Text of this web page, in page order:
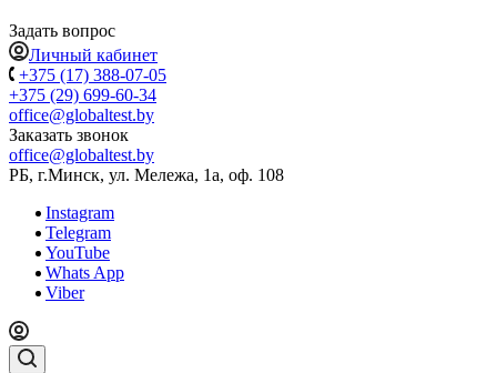
Задать вопрос
Личный кабинет
+375 (17) 388-07-05
+375 (29) 699-60-34
office@globaltest.by
Заказать звонок
office@globaltest.by
РБ, г.Минск, ул. Мележа, 1а, оф. 108
Instagram
Telegram
YouTube
Whats App
Viber